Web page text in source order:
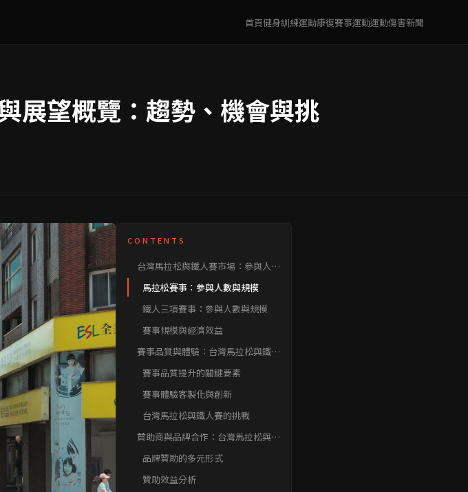
首頁健身訓練運動康復賽事運動運動傷害新聞
展望概覽：趨勢、機會與挑
CONTENTS
台灣馬拉松與鐵人賽市場：參與人數
馬拉松賽事：參與人數與規模
鐵人三項賽事：參與人數與規模
賽事規模與經濟效益
賽事品質與體驗：台灣馬拉松與鐵人
賽事品質提升的關鍵要素
賽事體驗客製化與創新
台灣馬拉松與鐵人賽的挑戰
贊助商與品牌合作：台灣馬拉松與鐵
品牌贊助的多元形式
贊助效益分析